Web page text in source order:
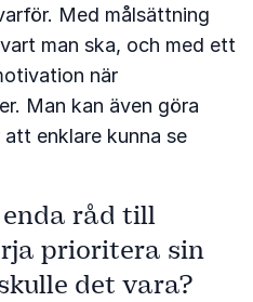
Med målsättning
man ska, och med ett
när
Man kan även göra
enklare kunna se
råd till
prioritera sin
det vara?